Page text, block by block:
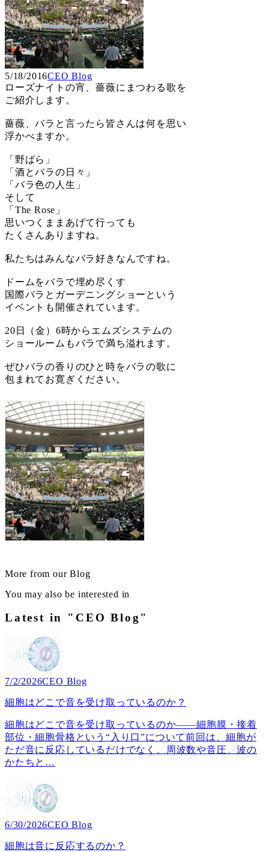
5/18/2016CEO Blog
ローズナイトの宵、薔薇にまつわる歌を
ご紹介します。
薔薇、バラと言ったら皆さんは何を思い
浮かべますか。
「野ばら」
「酒とバラの日々」
「バラ色の人生」
そして
「The Rose」
思いつくままあげて行っても
たくさんありますね。
私たちはみんなバラ好きなんですね。
ドームをバラで埋め尽くす
国際バラとガーデニングショーという
イベントも開催されています。
20日（金）6時からエムズシステムの
ショールームもバラで満ち溢れます。
ぜひバラの香りのひと時をバラの歌に
包まれてお寛ぎください。
More from our Blog
You may also be interested in
Latest in "CEO Blog"
7/2/2026CEO Blog
細胞はどこで音を受け取っているのか？
細胞はどこで音を受け取っているのか――細胞膜・接着
部位・細胞骨格という“入り口”について前回は、細胞が
ただ音に反応しているだけでなく、周波数や音圧、波の
かたちと …
6/30/2026CEO Blog
細胞は音に反応するのか？